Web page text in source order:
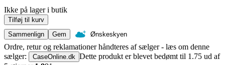
Ikke på lager i butik
Tilføj til kurv
Sammenlign
Gem Ønskeskyen
Ordre, retur og reklamationer håndteres af sælger - læs om denne
sælger:
CaseOnline.dk Dette produkt er blevet bedømt til 1.75 ud af